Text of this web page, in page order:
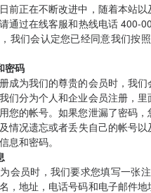
前正在不断改进中，随着本站
通过在线客服和热线电话 400-
我们会认定您已经同意我们按
密码
成为我们的尊贵的会员时，我
们分为个人和企业会员注册，
您的帐号。如果您泄漏了密码
情况遗忘或者丢失自己的帐号
息和密码。
会员时，我们要求您填写一张
，地址，电话号码和电子邮件